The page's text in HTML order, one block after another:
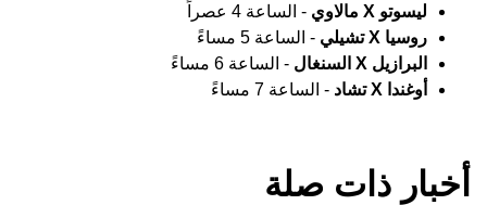
ليسوتو X مالاوي
- الساعة 4 عصراً
روسيا X تشيلي
- الساعة 5 مساءً
البرازيل X السنغال
- الساعة 6 مساءً
أوغندا X تشاد
- الساعة 7 مساءً
أخبار ذات صلة